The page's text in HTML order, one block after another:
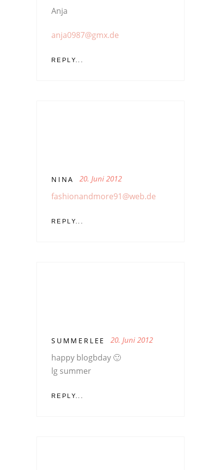
Anja
anja0987@gmx.de
REPLY...
NINA 20. Juni 2012
fashionandmore91@web.de
REPLY...
SUMMERLEE 20. Juni 2012
happy blogbday 🙂
lg summer
REPLY...